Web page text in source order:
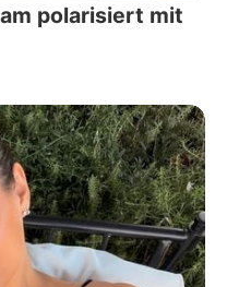
polarisiert mit